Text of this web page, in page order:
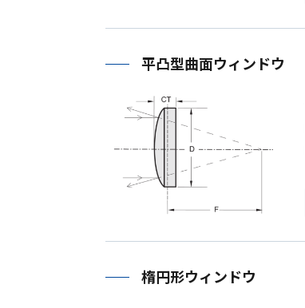
平凸型曲面ウィンドウ
楕円形ウィンドウ